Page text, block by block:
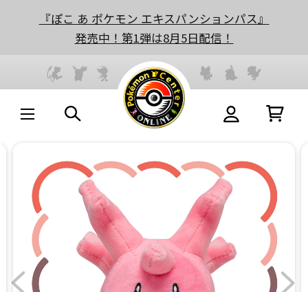
『ぽこ あ ポケモン エキスパンションパス』
発売中！第1弾は8月5日配信！